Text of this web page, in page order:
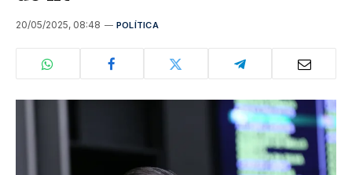
20/05/2025, 08:48 POLÍTICA